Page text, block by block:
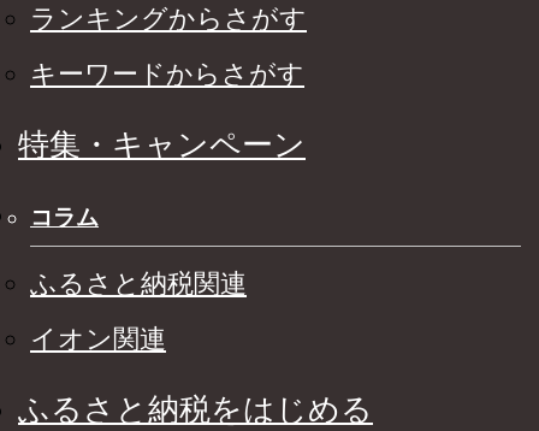
ランキングからさがす
キーワードからさがす
特集・キャンペーン
コラム
ふるさと納税関連
イオン関連
ふるさと納税をはじめる